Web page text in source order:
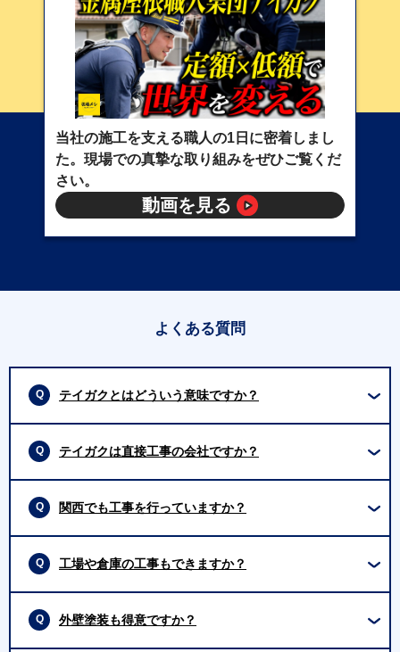
当社の施工を支える職人の1日に密着しまし
た。現場での真摯な取り組みをぜひご覧くだ
さい。
動画を見る
よくある質問
テイガクとはどういう意味ですか？
テイガクは直接工事の会社ですか？
関西でも工事を行っていますか？
工場や倉庫の工事もできますか？
外壁塗装も得意ですか？